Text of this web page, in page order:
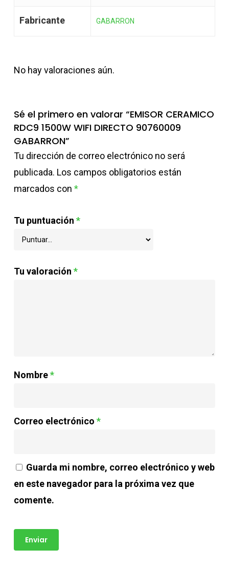
Fabricante GABARRON
No hay valoraciones aún.
Sé el primero en valorar “EMISOR CERAMICO
RDC9 1500W WIFI DIRECTO 90760009
GABARRON”
Tu dirección de correo electrónico no será
publicada. Los campos obligatorios están
marcados con *
Tu puntuación *
Tu valoración *
Nombre*
Correo electrónico *
Guarda mi nombre, correo electrónico y web
en este navegador para la próxima vez que
comente.